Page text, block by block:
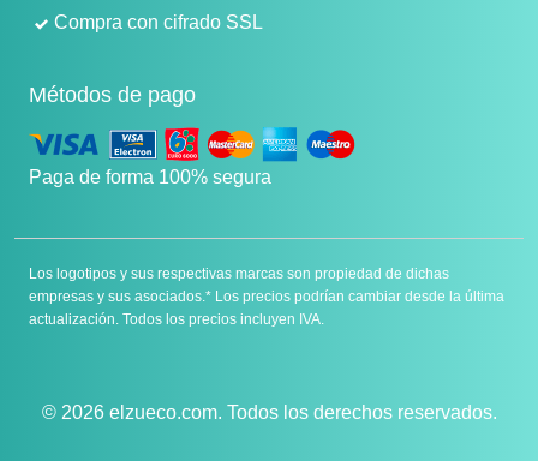
Compra con cifrado SSL
Métodos de pago
Paga de forma 100% segura
Los logotipos y sus respectivas marcas son propiedad de dichas
empresas y sus asociados.* Los precios podrían cambiar desde la última
actualización. Todos los precios incluyen IVA.
© 2026 elzueco.com. Todos los derechos reservados.